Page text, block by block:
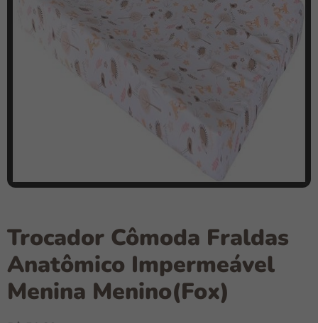
Trocador Cômoda Fraldas
Anatômico Impermeável
Menina Menino(Fox)